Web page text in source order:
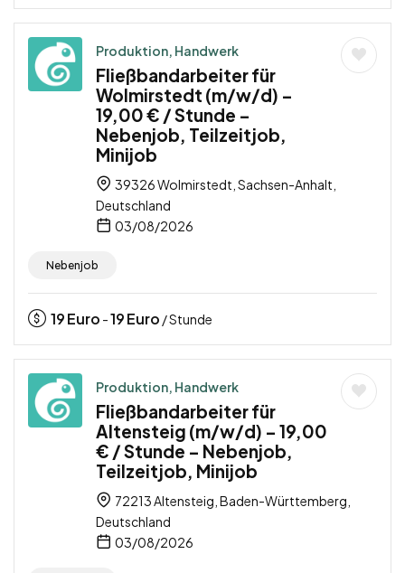
Produktion, Handwerk
Fließbandarbeiter für
Wolmirstedt (m/w/d) –
19,00 € / Stunde –
Nebenjob, Teilzeitjob,
Minijob
39326 Wolmirstedt, Sachsen-Anhalt,
Deutschland
03/08/2026
Nebenjob
19Euro -19Euro / Stunde
Produktion, Handwerk
Fließbandarbeiter für
Altensteig (m/w/d) – 19,00
€ / Stunde – Nebenjob,
Teilzeitjob, Minijob
72213 Altensteig, Baden-Württemberg,
Deutschland
03/08/2026